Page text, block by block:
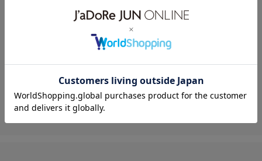
何かお困りですか？
FAQ
お問い合わせ
フォーム